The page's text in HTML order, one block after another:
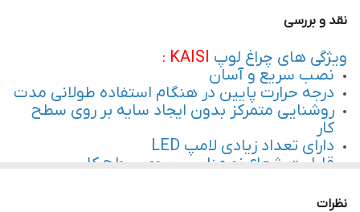
آن شما می‌توانید قطعاتی که ریز هستن و یا به دقت
تعمیرات بهتر و دقیق تری داشته باشید طراحی شده
که توانایی روشن کردن تمام سطح میز کار لوپ را دارد.
نقد و بررسی
ویژگی های چراغ لوپ
نصب سریع و آسان
درجه حرارت پایین در هنگام استفاده طولانی مدت
روشنایی متمرکز بدون ایجاد سایه بر روی سطح
کار
دارای تعداد زیادی لامپ LED
قابلیت شعاع نورمناسب بروی سطح کار
نظرات